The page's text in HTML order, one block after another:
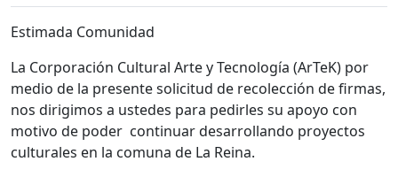
Estimada Comunidad
La Corporación Cultural Arte y Tecnología (ArTeK) por
medio de la presente solicitud de recolección de firmas,
nos dirigimos a ustedes para pedirles su apoyo con
motivo de poder continuar desarrollando proyectos
culturales en la comuna de La Reina.